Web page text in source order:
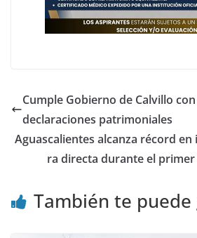
Cumple Gobierno de Calvillo
declaraciones patrimoniales
Aguascalientes alcanza récord
ra directa durante el
También te